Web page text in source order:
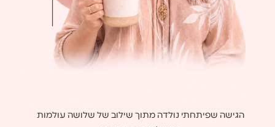
הגישה שפיתחתי נולדה מתוך שילוב של שלושה עולמות